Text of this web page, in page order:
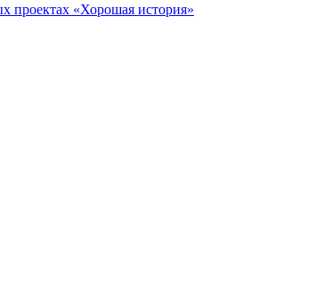
проектах «Хорошая история»